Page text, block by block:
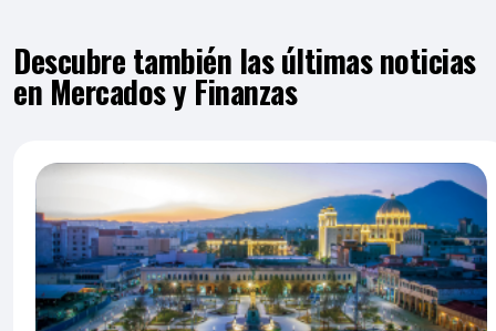
Descubre también las últimas noticias
en Mercados y Finanzas